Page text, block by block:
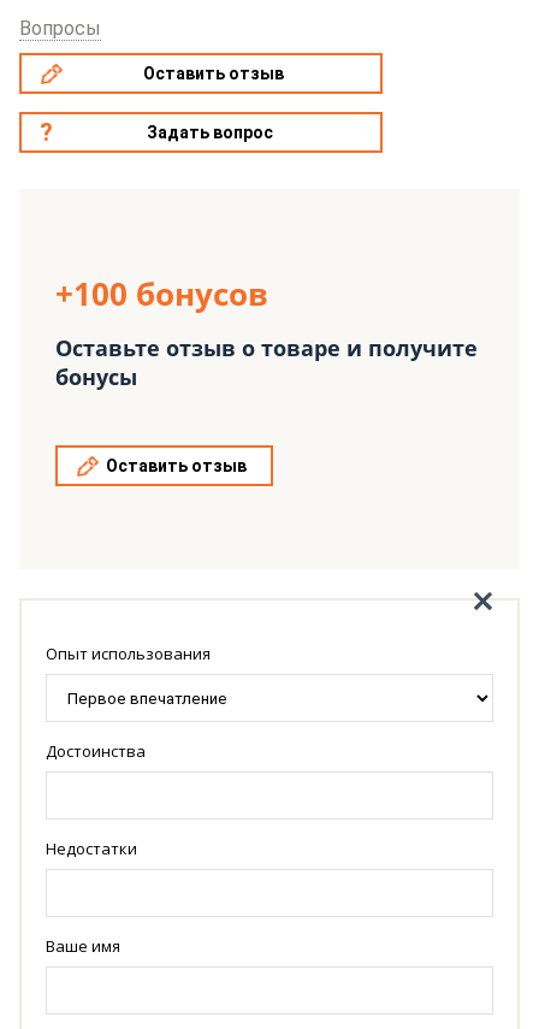
Вопросы
Оставить отзыв
Задать вопрос
+100 бонусов
Оставьте отзыв о товаре и получите
бонусы
Оставить отзыв
Опыт использования
Достоинства
Недостатки
Ваше имя